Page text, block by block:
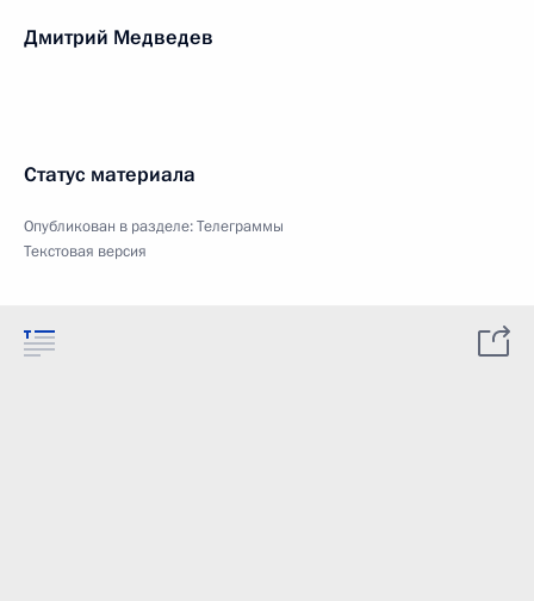
Дмитрий Медведев
Статус материала
Опубликован в разделе:Телеграммы
Текстовая версия